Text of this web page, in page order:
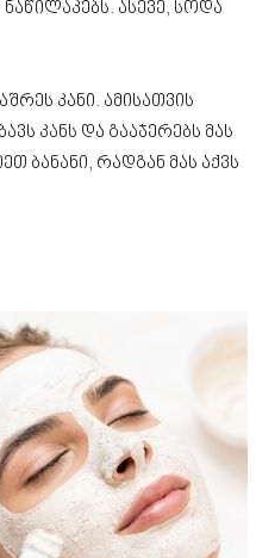
ასევე, სოდა
კანი. ამისათვის
კანს და გააჯერებს მას
ბანანი, რადგან მას აქვს